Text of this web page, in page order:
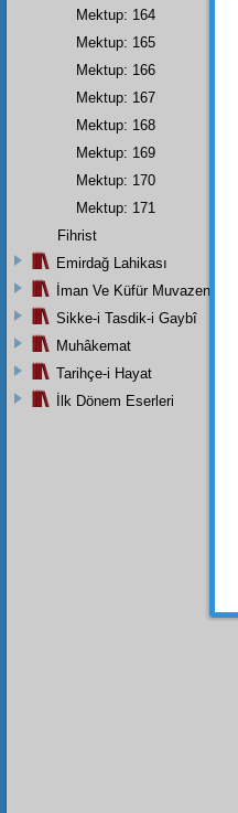
Mektup: 164
Mektup: 165
Mektup: 166
Mektup: 167
Mektup: 168
Mektup: 169
Mektup: 170
Mektup: 171
Fihrist
Emirdağ Lahikası
İman Ve Küfür Muvazeneleri
Sikke-i Tasdik-i Gaybî
Muhâkemat
Tarihçe-i Hayat
İlk Dönem Eserleri